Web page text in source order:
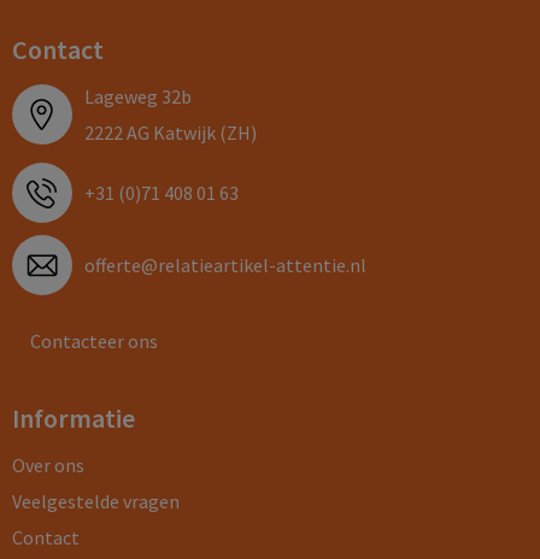
Contact
Lageweg 32b
2222 AG Katwijk (ZH)
+31 (0)71 408 01 63
offerte@relatieartikel-attentie.nl
Contacteer ons
Informatie
Over ons
Veelgestelde vragen
Contact